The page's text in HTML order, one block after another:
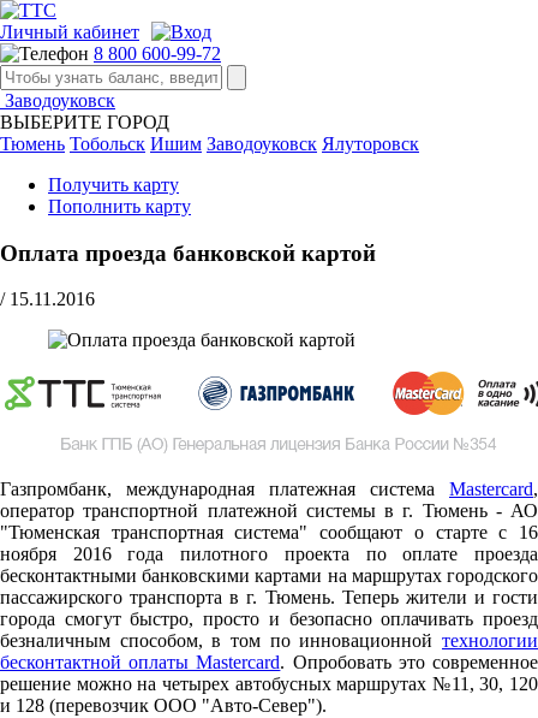
Личный кабинет
8 800 600-99-72
Заводоуковск
ВЫБЕРИТЕ ГОРОД
Тюмень Тобольск Ишим Заводоуковск Ялуторовск
Получить карту
Пополнить карту
Оплата проезда банковской картой
/ 15.11.2016
Газпромбанк, международная платежная система Mastercard,
оператор транспортной платежной системы в г. Тюмень - АО
"Тюменская транспортная система" сообщают о старте c 16
ноября 2016 года пилотного проекта по оплате проезда
бесконтактными банковскими картами на маршрутах городского
пассажирского транспорта в г. Тюмень. Теперь жители и гости
города смогут быстро, просто и безопасно оплачивать проезд
безналичным способом, в том по инновационной технологии
бесконтактной оплаты Mastercard. Опробовать это современное
решение можно на четырех автобусных маршрутах №11, 30, 120
и 128 (перевозчик ООО "Авто-Север").